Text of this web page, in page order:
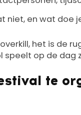
niet, en wat doe
het is de
speelt op de dag
te